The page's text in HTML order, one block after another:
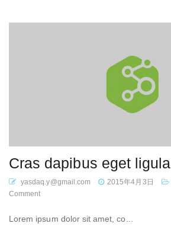
Cras dapibus eget ligula
yasdaq.y@gmail.com 2015年4月3日
Comment
Lorem ipsum dolor sit amet, co...